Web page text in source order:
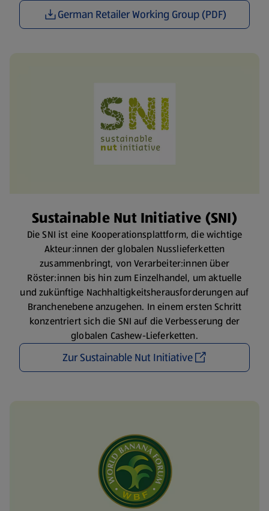
German Retailer Working Group (PDF)
Sustainable Nut Initiative (SNI)
Die SNI ist eine Kooperationsplattform, die wichtige
Akteur:innen der globalen Nusslieferketten
zusammenbringt, von Verarbeiter:innen über
Röster:innen bis hin zum Einzelhandel, um aktuelle
und zukünftige Nachhaltigkeitsherausforderungen auf
Branchenebene anzugehen. In einem ersten Schritt
konzentriert sich die SNI auf die Verbesserung der
globalen Cashew-Lieferketten.
Zur Sustainable Nut Initiative